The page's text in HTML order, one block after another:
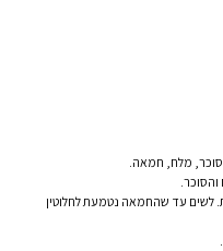
מלח, חמאה.
לשים עד שהחמאה נטמעת לחלוטין